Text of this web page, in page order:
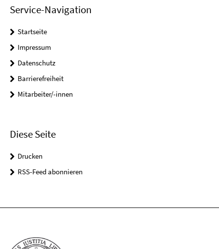
Service-Navigation
Startseite
Impressum
Datenschutz
Barrierefreiheit
Mitarbeiter/-innen
Diese Seite
Drucken
RSS-Feed abonnieren